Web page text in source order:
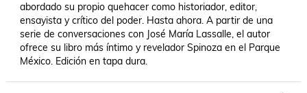
abordado su propio quehacer como historiador, editor,
ensayista y crítico del poder. Hasta ahora. A partir de una
serie de conversaciones con José María Lassalle, el autor
ofrece su libro más íntimo y revelador Spinoza en el Parque
México. Edición en tapa dura.